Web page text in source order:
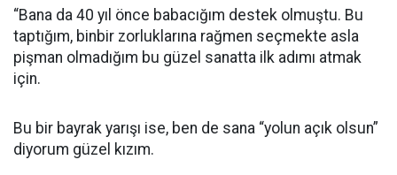
“Bana da 40 yıl önce babacığım destek olmuştu. Bu
taptığım, binbir zorluklarına rağmen seçmekte asla
pişman olmadığım bu güzel sanatta ilk adımı atmak
için.
Bu bir bayrak yarışı ise, ben de sana “yolun açık olsun”
diyorum güzel kızım.